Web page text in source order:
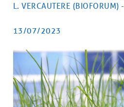
doelgroep
L. VERCAUTERE (BIOFORUM) -
PUBLICATIEDATUM
13/07/2023
Afbeelding
Afbeelding